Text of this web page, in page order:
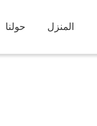
المنزل حولنا